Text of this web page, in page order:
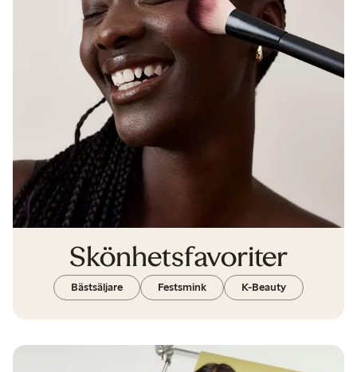
Skönhets­favoriter
Bästsäljare Festsmink K-Beauty